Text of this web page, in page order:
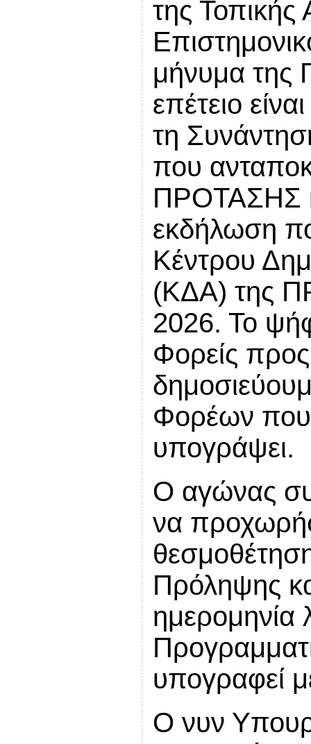
της Τοπικής
μήνυμα της
επέτειο
τη
που
ΠΡΟΤΑΣΗΣ
εκδήλωση
Κέντρου
(ΚΔΑ) της
2026. Το
Φορείς προς
Φορέων που
υπογράψει.
Ο αγώνας
να
Πρόληψης
ημερομηνία
υπογραφεί
Ο νυν